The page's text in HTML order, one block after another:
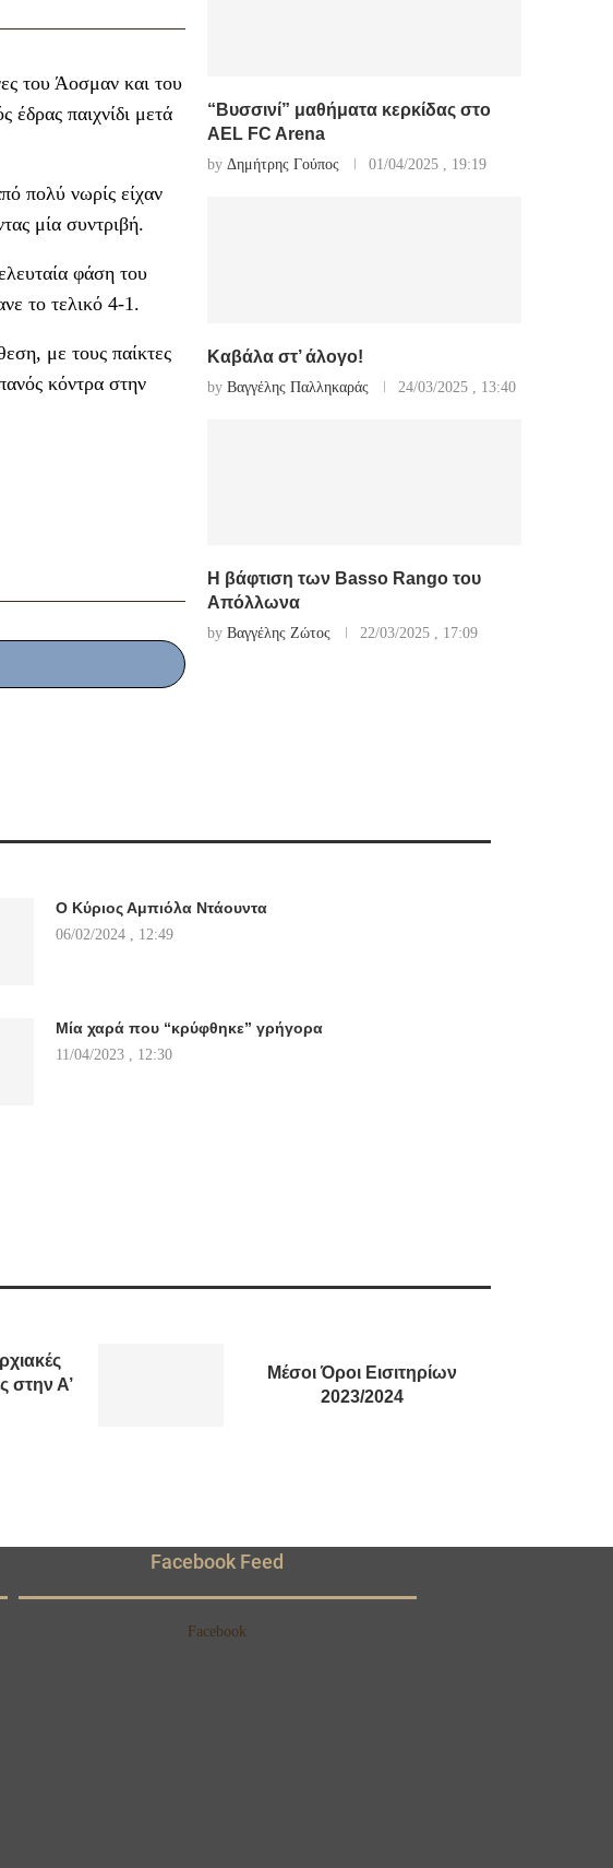
του Άοσμαν και του
παιχνίδι μετά
πολύ νωρίς είχαν
μία συντριβή.
φάση του
το τελικό 4-1.
με τους παίκτες
κόντρα στην
“Βυσσινί” μαθήματα κερκίδας στο
AEL FC Arena
by Δημήτρης Γούπος 01/04/2025 , 19:19
Καβάλα στ’ άλογο!
by Βαγγέλης Παλληκαράς 24/03/2025 , 13:40
Η βάφτιση των Basso Rango του
Απόλλωνα
by Βαγγέλης Ζώτος 22/03/2025 , 17:09
Ο Κύριος Αμπιόλα Ντάουντα
06/02/2024 , 12:49
Μία χαρά που “κρύφθηκε” γρήγορα
11/04/2023 , 12:30
στην Α’
Μέσοι Όροι Εισιτηρίων
2023/2024
Facebook Feed
Facebook